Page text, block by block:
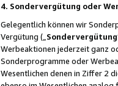
4. Sondervergütung oder
Gelegentlich können wir
Vergütung („ Sondervergütung
Werbeaktionen jederzeit ganz
Sonderprogramme oder
Wesentlichen denen in Ziffer 2